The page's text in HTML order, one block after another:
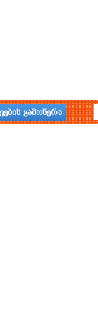
გამოწერა